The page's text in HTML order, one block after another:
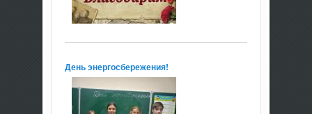
День энергосбережения!